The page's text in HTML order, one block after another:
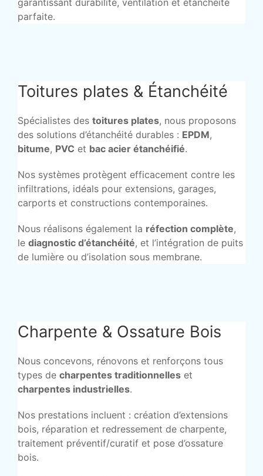
garantissant durabilité, ventilation et étanchéité
parfaite.
Toitures plates & Étanchéité
Spécialistes des toitures plates, nous proposons
des solutions d’étanchéité durables : EPDM,
bitume, PVC et bac acier étanchéifié.
Nos systèmes protègent efficacement contre les
infiltrations, idéals pour extensions, garages,
carports et constructions contemporaines.
Nous réalisons également la réfection complète,
le diagnostic d’étanchéité, et l’intégration de puits
de lumière ou d’isolation sous membrane.
Charpente & Ossature Bois
Nous concevons, rénovons et renforçons tous
types de charpentes traditionnelles et
charpentes industrielles.
Nos prestations incluent : création d’extensions
bois, réparation et redressement de charpente,
traitement préventif/curatif et pose d’ossature
bois.